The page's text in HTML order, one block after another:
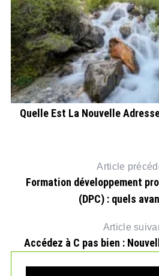
Quelle Est La Nouvelle
Article
Formation développement
(DPC) : quels
Article
Accédez à C pas bien :